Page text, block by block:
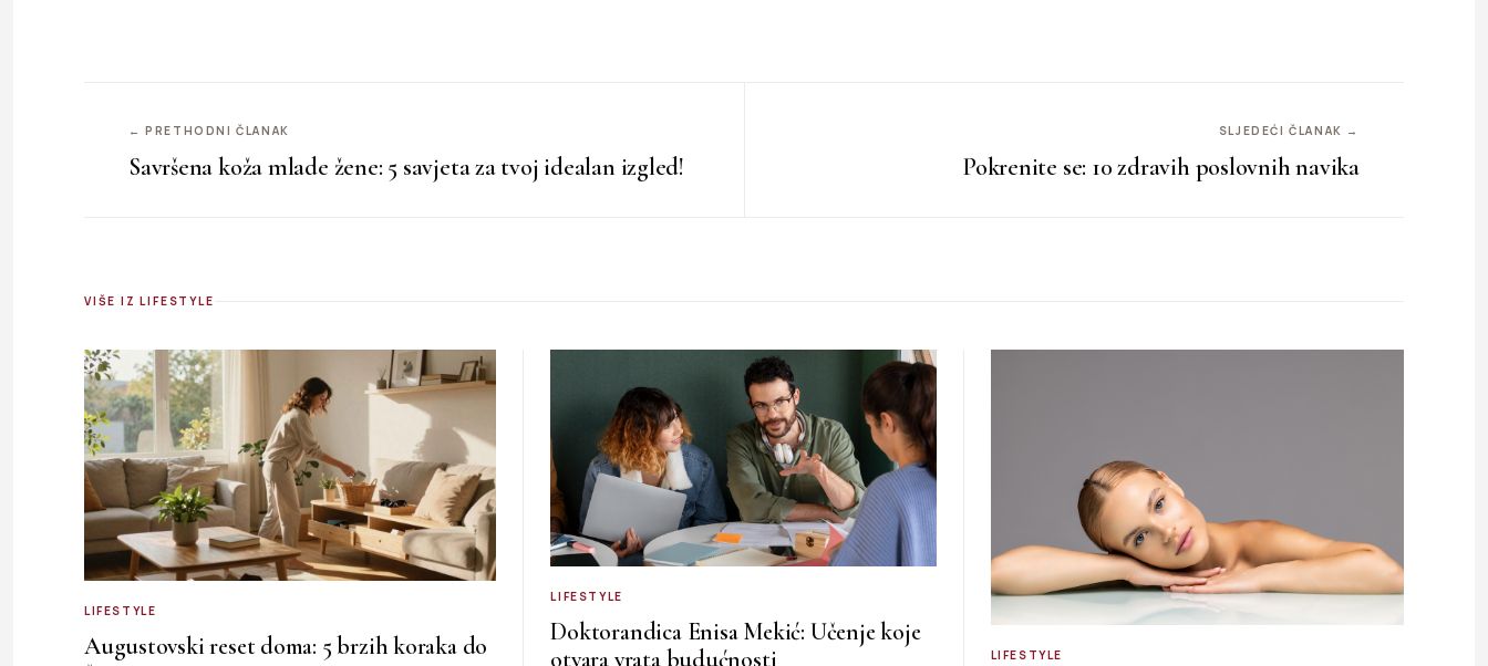
← PRETHODNI ČLANAK
Savršena koža mlade žene: 5 savjeta za tvoj idealan izgled!
SLJEDEĆI ČLANAK →
Pokrenite se: 10 zdravih poslovnih navika
VIŠE IZ LIFESTYLE
LIFESTYLE
Augustovski reset doma: 5 brzih koraka do
LIFESTYLE
Doktorandica Enisa Mekić: Učenje koje
otvara vrata budućnosti
LIFESTYLE